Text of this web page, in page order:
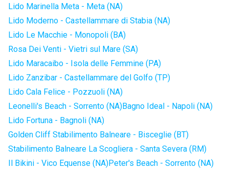
Lido Marinella Meta - Meta (NA)
Lido Moderno - Castellammare di Stabia (NA)
Lido Le Macchie - Monopoli (BA)
Rosa Dei Venti - Vietri sul Mare (SA)
Lido Maracaibo - Isola delle Femmine (PA)
Lido Zanzibar - Castellammare del Golfo (TP)
Lido Cala Felice - Pozzuoli (NA)
Leonelli's Beach - Sorrento (NA)Bagno Ideal - Napoli (NA)
Lido Fortuna - Bagnoli (NA)
Golden Cliff Stabilimento Balneare - Bisceglie (BT)
Stabilimento Balneare La Scogliera - Santa Severa (RM)
Il Bikini - Vico Equense (NA)Peter's Beach - Sorrento (NA)